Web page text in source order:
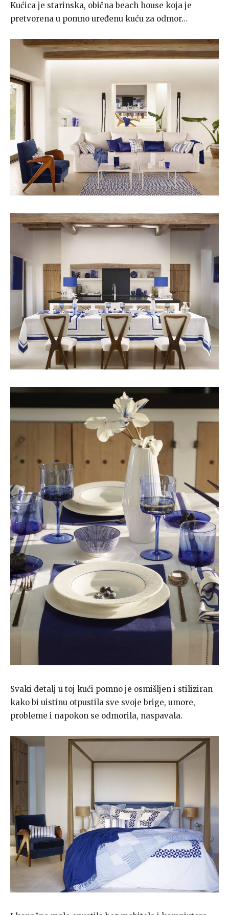
Kućica je starinska, obična beach house koja je
pretvorena u pomno uređenu kuću za odmor…
Svaki detalj u toj kući pomno je osmišljen i stiliziran
kako bi uistinu otpustila sve svoje brige, umore,
probleme i napokon se odmorila, naspavala.